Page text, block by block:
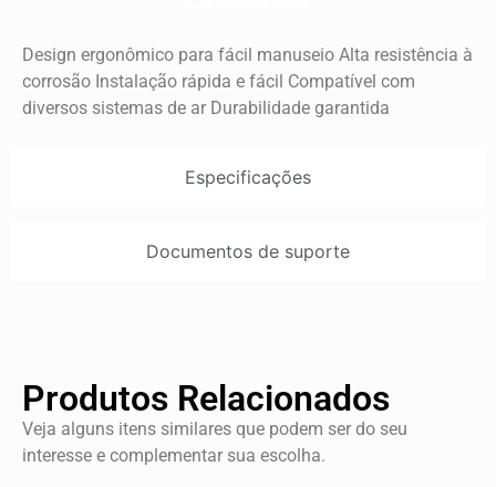
Especificações
Documentos de suporte
Design ergonômico para fácil manuseio Alta resistência à
corrosão Instalação rápida e fácil Compatível com
diversos sistemas de ar Durabilidade garantida
Produtos Relacionados
Veja alguns itens similares que podem ser do seu
interesse e complementar sua escolha.